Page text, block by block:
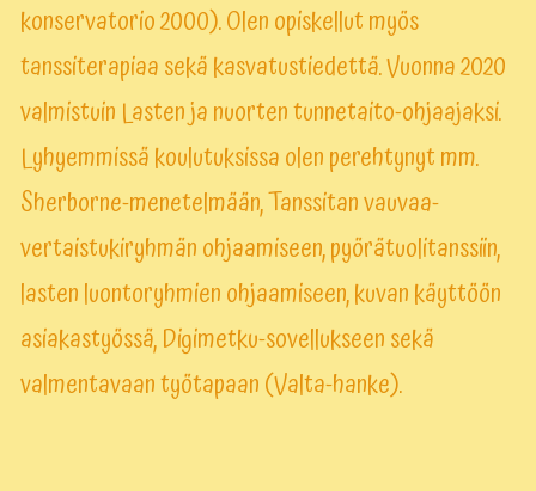
konservatorio 2000). Olen opiskellut myös
tanssiterapiaa sekä kasvatustiedettä. Vuonna 2020
valmistuin Lasten ja nuorten tunnetaito-ohjaajaksi.
Lyhyemmissä koulutuksissa olen perehtynyt mm.
Sherborne-menetelmään, Tanssitan vauvaa-
vertaistukiryhmän ohjaamiseen, pyörätuolitanssiin,
lasten luontoryhmien ohjaamiseen, kuvan käyttöön
asiakastyössä, Digimetku-sovellukseen sekä
valmentavaan työtapaan (Valta-hanke).